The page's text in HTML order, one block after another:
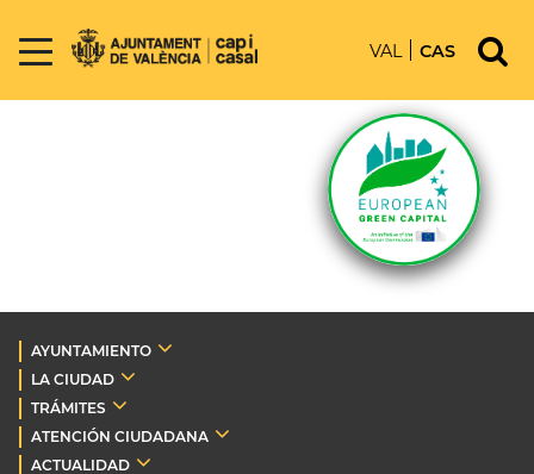
VAL CAS
AYUNTAMIENTO
LA CIUDAD
TRÁMITES
ATENCIÓN CIUDADANA
ACTUALIDAD